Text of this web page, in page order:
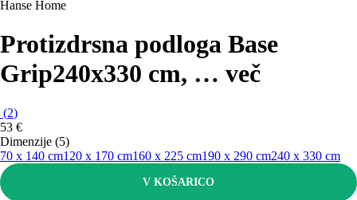
Hanse Home
Protizdrsna podloga Base
Grip240x330 cm, … več
(2)
53 €
Dimenzije (5)
70 x 140 cm120 x 170 cm160 x 225 cm190 x 290 cm240 x 330 cm
V KOŠARICO